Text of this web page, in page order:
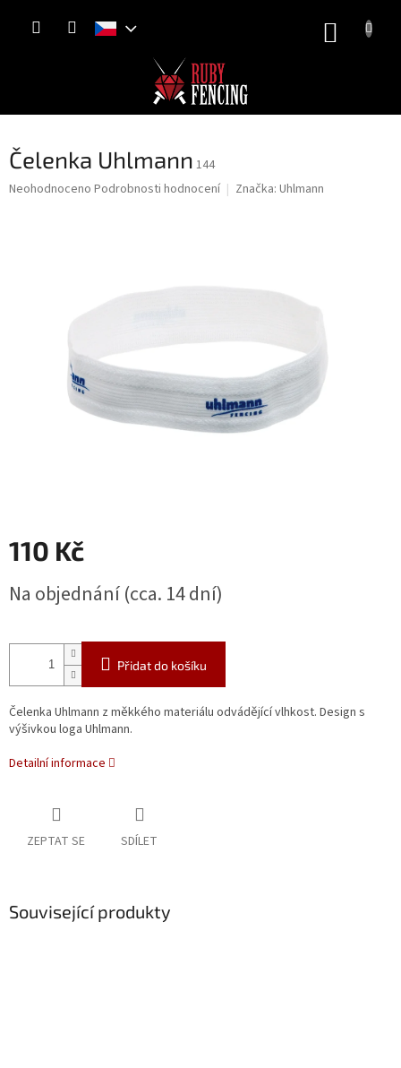
Čelenka Uhlmann 144
Průměrné
Neohodnoceno Podrobnosti hodnocení Značka: Uhlmann
110 Kč
cena:
Na objednání (cca. 14 dní)
Přidat do košíku
Čelenka Uhlmann z měkkého materiálu odvádějící vlhkost. Design s
výšivkou loga Uhlmann.
Detailní informace
ZEPTAT SE SDÍLET
Související produkty